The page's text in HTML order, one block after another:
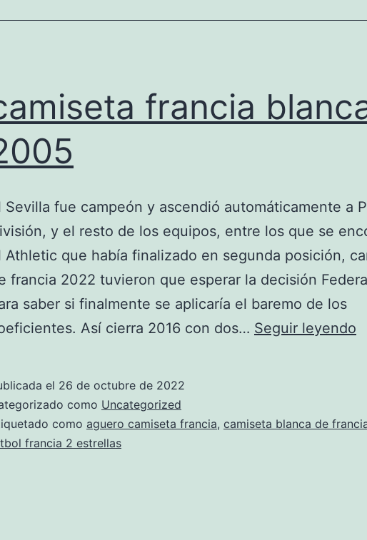
francia
Sevilla fue campeón y ascendió automáticamente a
y el resto de los equipos, entre los que se
Athletic que había finalizado en segunda posición,
francia 2022 tuvieron que esperar la decisión
saber si finalmente se aplicaría el baremo de los
Así cierra 2016 con dos… Seguir leyendo
el 26 de octubre de 2022
como Uncategorized
como aguero camiseta francia, camiseta blanca de
francia 2 estrellas